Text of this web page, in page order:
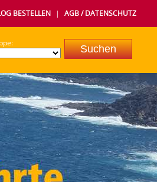
BESTELLEN | AGB / DATENSCHUTZ